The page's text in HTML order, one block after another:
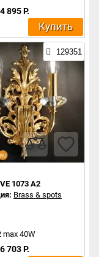
895 Р.
Купить
129351
1073 A2
Brass & spots
max 40W
703 Р.